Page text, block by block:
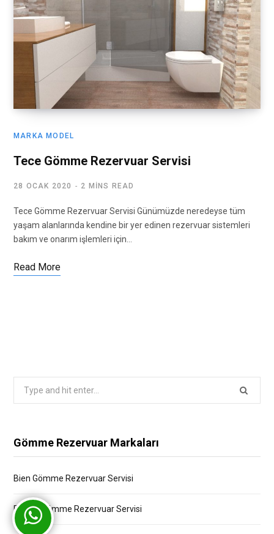
MARKA MODEL
Tece Gömme Rezervuar Servisi
28 OCAK 2020 2 MINS READ
Tece Gömme Rezervuar Servisi Günümüzde neredeyse tüm
yaşam alanlarında kendine bir yer edinen rezervuar sistemleri
bakım ve onarım işlemleri için…
Read More
Gömme Rezervuar Markaları
Bien Gömme Rezervuar Servisi
Bocchi Gömme Rezervuar Servisi